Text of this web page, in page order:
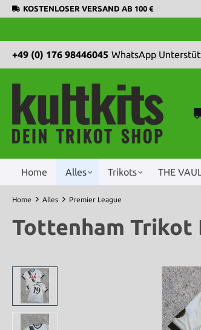
KOSTENLOSER VERSAND AB 100 €
+49 (0) 176 98446045 WhatsApp
Home Alles Trikots THE
Home Alles Premier League
Tottenham Trikot